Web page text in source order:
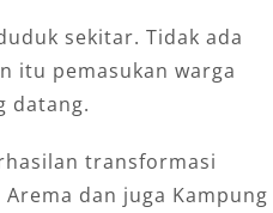
sekitar. Tidak ada
itu pemasukan warga
datang.
transformasi
dan juga Kampung